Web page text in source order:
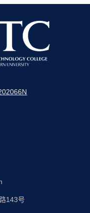
143号